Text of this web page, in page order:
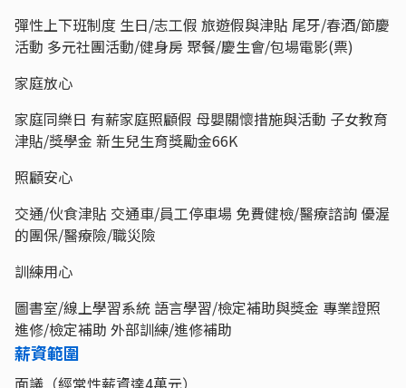
彈性上下班制度 生日/志工假 旅遊假與津貼 尾牙/春酒/節慶
活動 多元社團活動/健身房 聚餐/慶生會/包場電影(票)
家庭放心
家庭同樂日 有薪家庭照顧假 母嬰關懷措施與活動 子女教育
津貼/獎學金 新生兒生育獎勵金66K
照顧安心
交通/伙食津貼 交通車/員工停車場 免費健檢/醫療諮詢 優渥
的團保/醫療險/職災險
訓練用心
圖書室/線上學習系統 語言學習/檢定補助與獎金 專業證照
進修/檢定補助 外部訓練/進修補助
薪資範圍
面議（經常性薪資達4萬元）